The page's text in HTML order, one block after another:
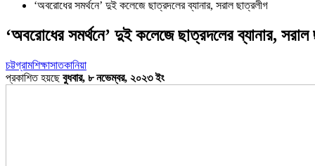
‘অবরোধের সমর্থনে’ দুই কলেজে ছাত্রদলের ব্যানার, সরাল ছাত্রলীগ
‘অবরোধের সমর্থনে’ দুই কলেজে ছাত্রদলের ব্যানার, সরাল
চট্টগ্রামশিক্ষাসাতকানিয়া
প্রকাশিত হয়ছেবুধবার, ৮ নভেম্বর, ২০২৩ ইং